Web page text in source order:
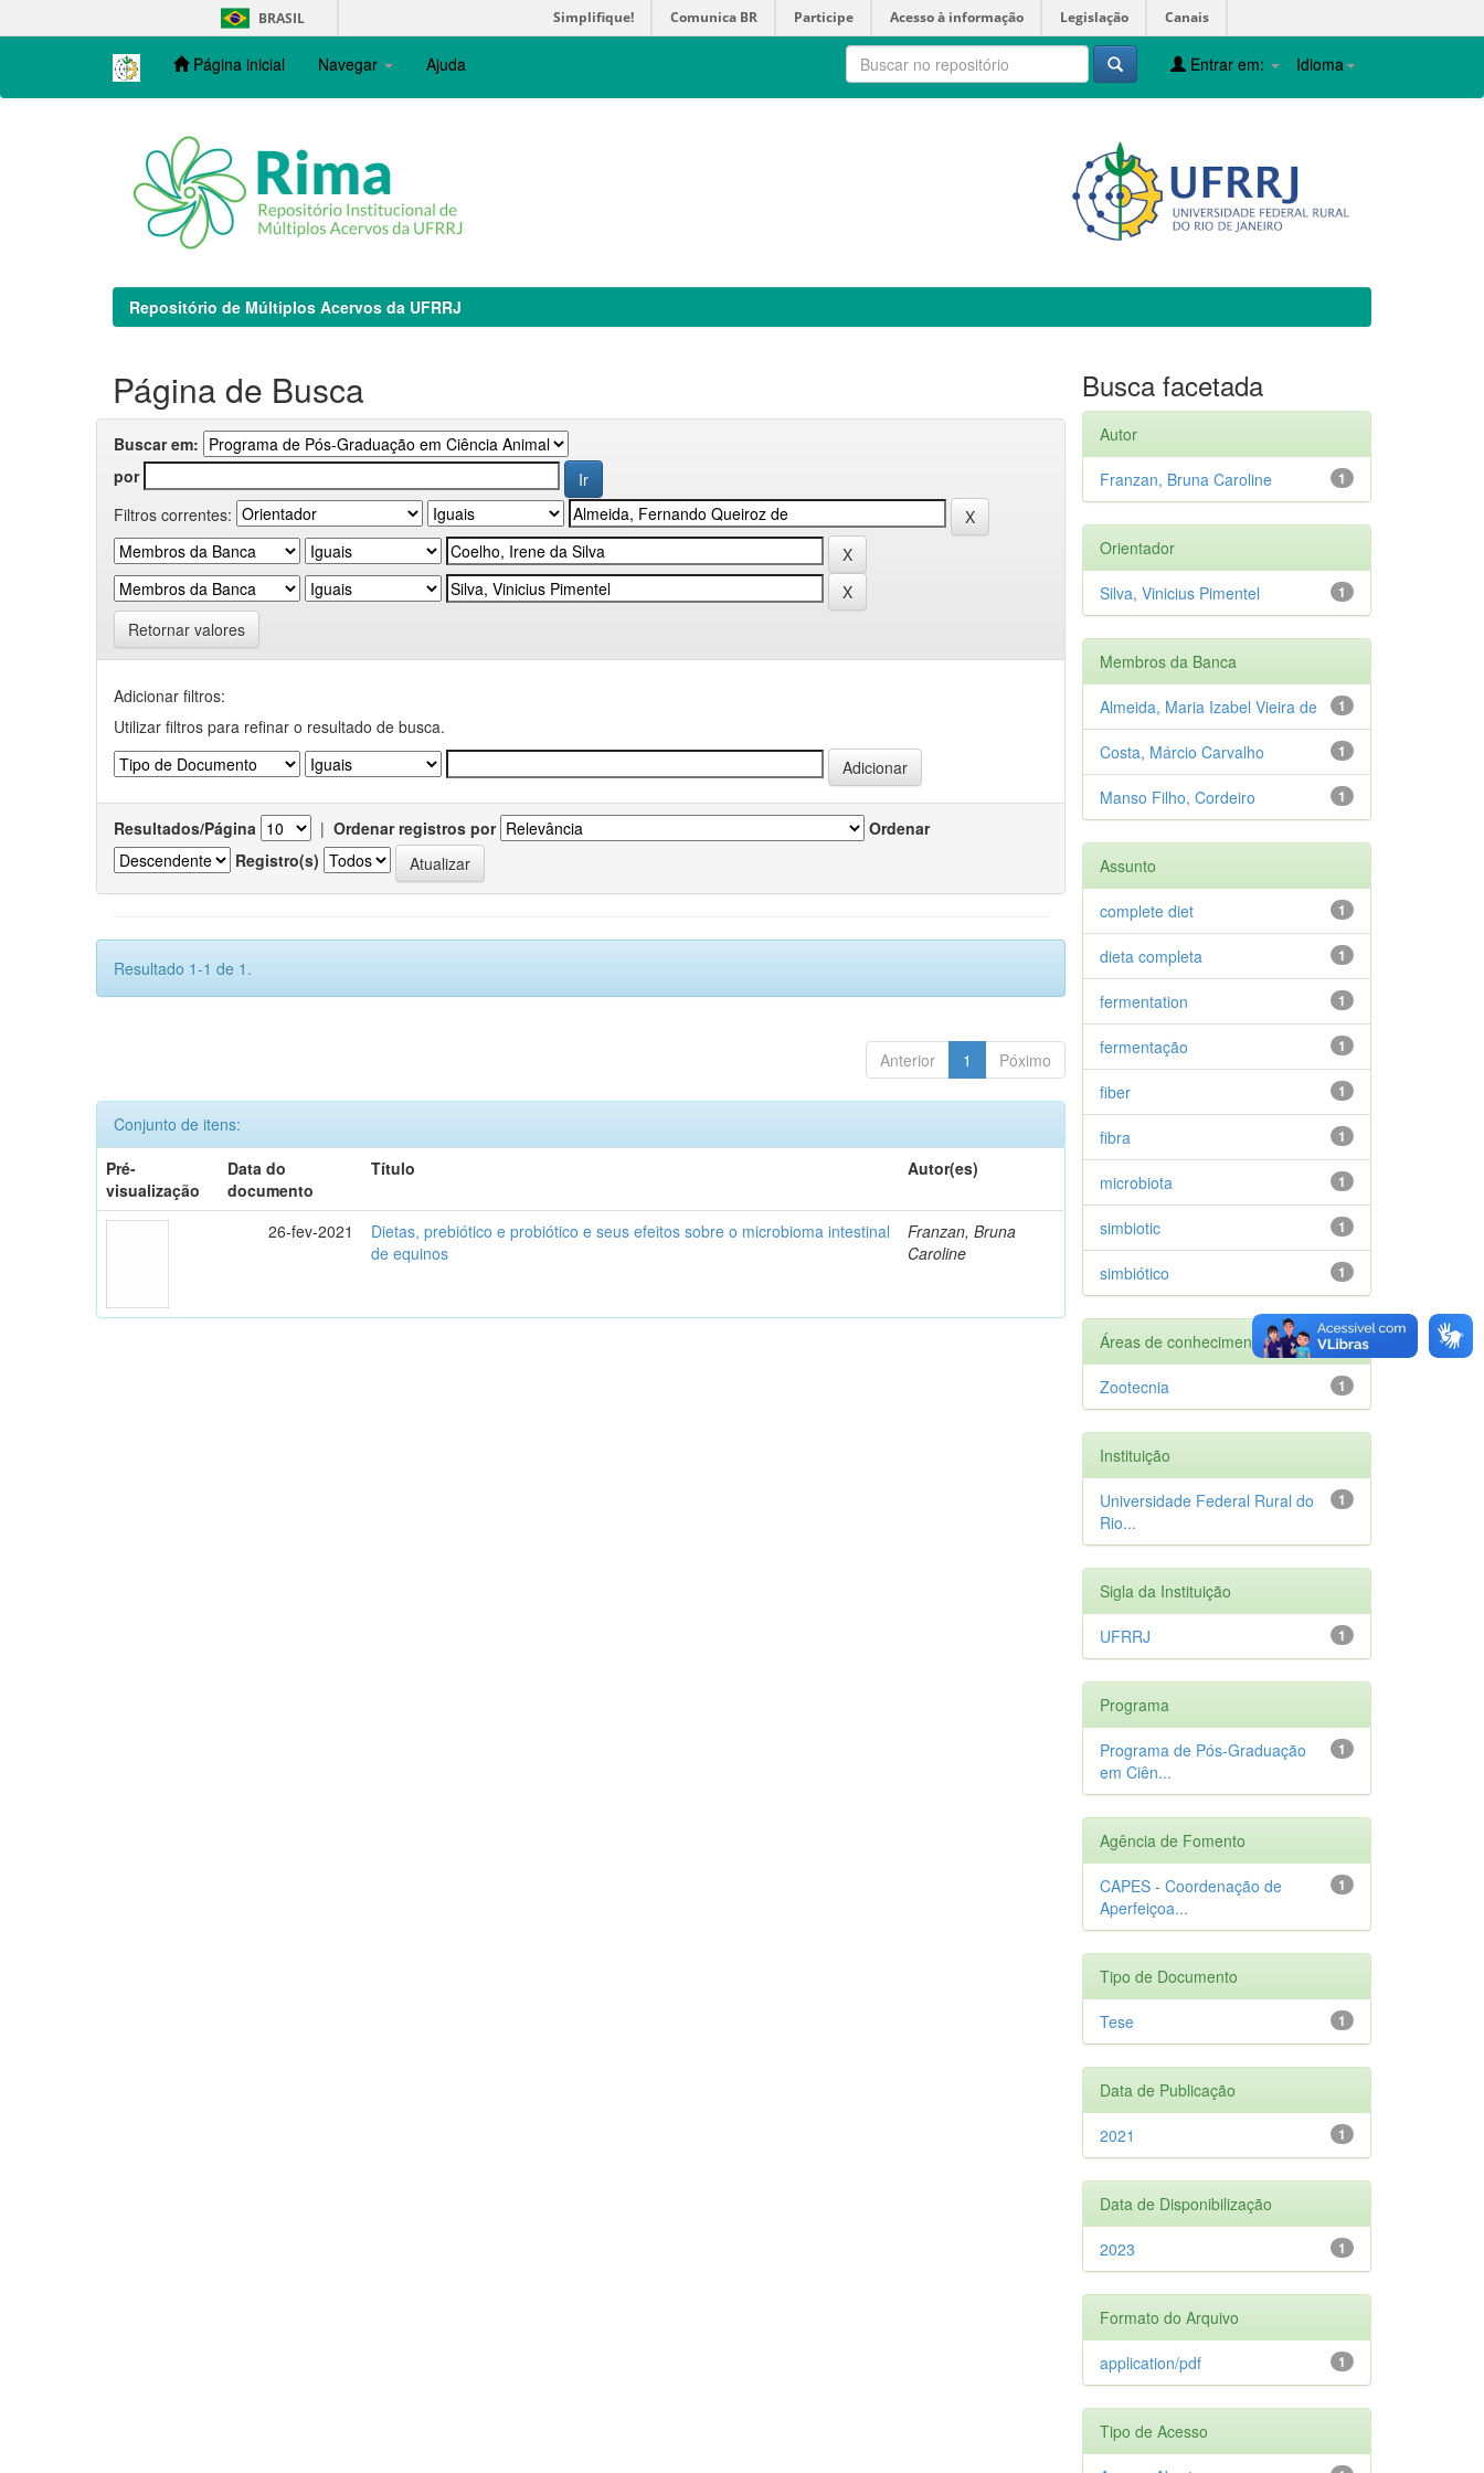
navigation
BRASIL Simplifique! Comunica BR Participe Acesso à informação Legislação Canais
Página inicial Navegar Ajuda Idioma
Entrar em:
Repositório de Múltiplos Acervos da UFRRJ
Página de Busca
Buscar em:
por
Filtros correntes:
Retornar valores
Adicionar filtros:
Utilizar filtros para refinar o resultado de busca.
Resultados/Página | Ordenar registros por
Ordenar
Registro(s)
Resultado 1-1 de 1.
Anterior 1 Póximo
Conjunto de itens:
Pré-
visualização
Data do
documento
Título Autor(es)
26-fev-2021
Dietas, prebiótico e probiótico e seus efeitos sobre o microbioma intestinal
de equinos
Franzan, Bruna
Caroline
Busca facetada
Autor
1
Franzan, Bruna Caroline
Orientador
1
Silva, Vinicius Pimentel
Membros da Banca
1
Almeida, Maria Izabel Vieira de
1
Costa, Márcio Carvalho
1
Manso Filho, Cordeiro
Assunto
1
complete diet
1
dieta completa
1
fermentation
1
fermentação
1
fiber
1
fibra
1
microbiota
1
simbiotic
1
simbiótico
Áreas de conhecimento
1
Zootecnia
Instituição
1
Universidade Federal Rural do
Rio...
Sigla da Instituição
1
UFRRJ
Programa
1
Programa de Pós-Graduação
em Ciên...
Agência de Fomento
1
CAPES - Coordenação de
Aperfeiçoa...
Tipo de Documento
1
Tese
Data de Publicação
1
2021
Data de Disponibilização
1
2023
Formato do Arquivo
1
application/pdf
Tipo de Acesso